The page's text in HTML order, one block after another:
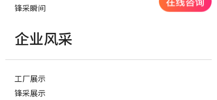
锋采瞬间
企业风采
工厂展示
锋采展示